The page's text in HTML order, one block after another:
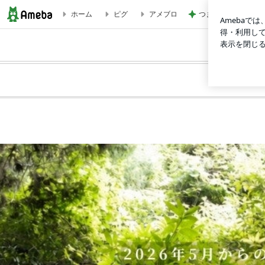
心ゆくままに味わう新月瞑想●ノイズゼロは今日１８時０７
ホーム ピグ アメブロ つま先が冷たくない